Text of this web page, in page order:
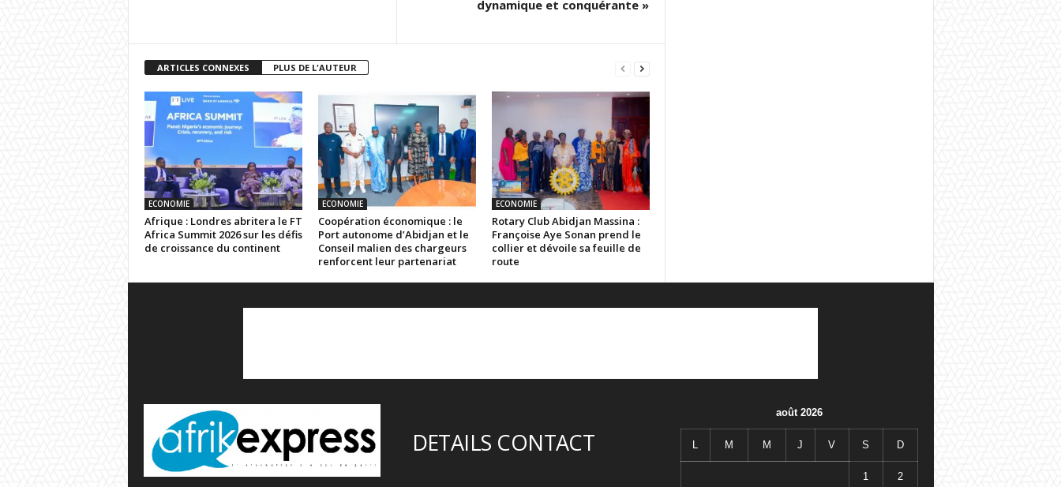
dynamique et conquérante »
ARTICLES CONNEXES PLUS DE L'AUTEUR
ECONOMIE
Afrique : Londres abritera le FT
Africa Summit 2026 sur les défis
de croissance du continent
ECONOMIE
Coopération économique : le
Port autonome d’Abidjan et le
Conseil malien des chargeurs
renforcent leur partenariat
ECONOMIE
Rotary Club Abidjan Massina :
Françoise Aye Sonan prend le
collier et dévoile sa feuille de
route
DETAILS CONTACT
août 2026
L M M J V S D
1 2